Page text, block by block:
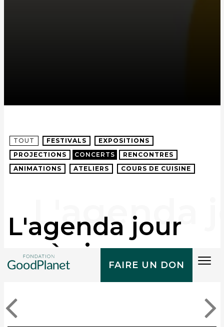
FAIRE UN DON
TOUT FESTIVALS
EXPOSITIONS
PROJECTIONS
CONCERTS
RENCONTRES
ANIMATIONS
ATELIERS COURS DE CUISINE
L'agenda jour
après jour